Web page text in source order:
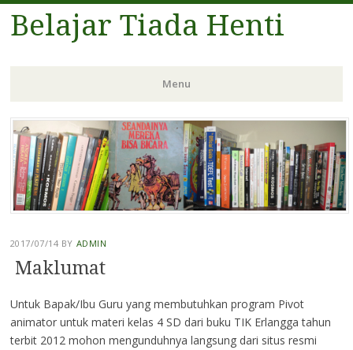
Belajar Tiada Henti
Menu
Skip
to
content
2017/07/14 BY ADMIN
Maklumat
Untuk Bapak/Ibu Guru yang membutuhkan program Pivot
animator untuk materi kelas 4 SD dari buku TIK Erlangga tahun
terbit 2012 mohon mengunduhnya langsung dari situs resmi